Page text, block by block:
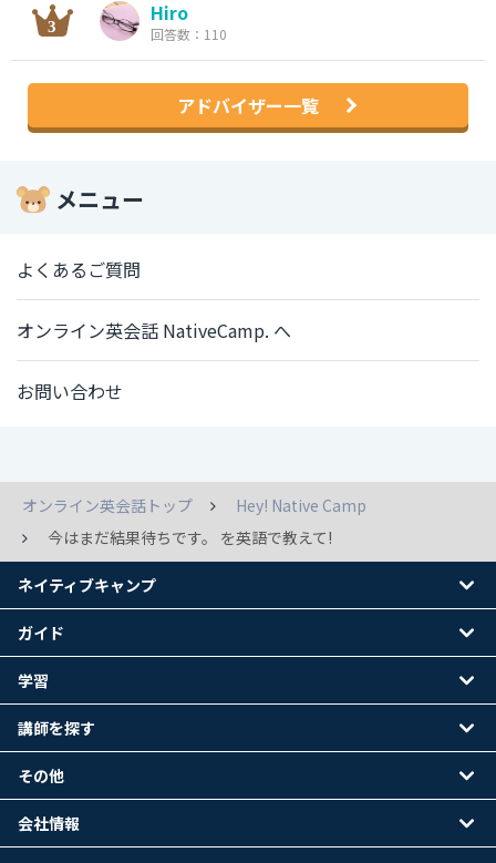
Hiro
回答数：110
アドバイザー一覧
メニュー
よくあるご質問
オンライン英会話 NativeCamp. へ
お問い合わせ
オンライン英会話トップ
Hey! Native Camp
今はまだ結果待ちです。 を英語で教えて!
ネイティブキャンプ
ガイド
学習
講師を探す
その他
会社情報